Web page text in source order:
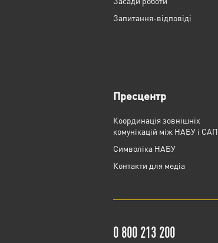
Запитання-відповіді
Пресцентр
Координація зовнішніх
комунікацій між НАБУ і САП
Cимволіка НАБУ
Контакти для медіа
0 800 213 200